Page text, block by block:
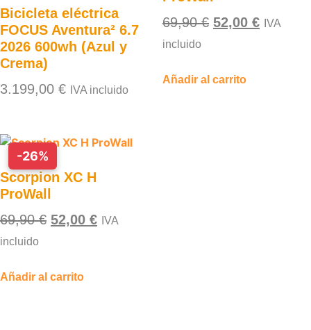
Bicicleta eléctrica
FOCUS Aventura² 6.7
2026 600wh (Azul y
Crema)
3.199,00 € IVA incluido
69,90€ 52,00 € IVA
incluido
Añadir al carrito
-26%
Scorpion XC H
ProWall
69,90€ 52,00 € IVA
incluido
Añadir al carrito